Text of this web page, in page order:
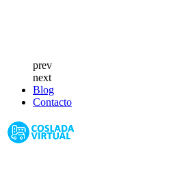
prev
next
Blog
Contacto